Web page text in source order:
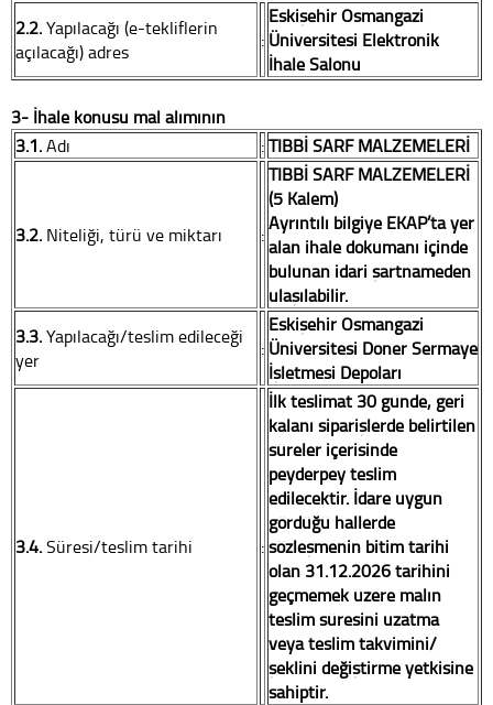
2.2.Yapılacağı (e-tekliflerin
açılacağı) adres
:
Eskişehir Osmangazi
Üniversitesi Elektronik
İhale Salonu
3- İhale konusu mal alımının
3.1.Adı :TIBBİ SARF MALZEMELERİ
3.2. Niteliği, türü ve miktarı :
TIBBİ SARF MALZEMELERİ
(5 Kalem)
Ayrıntılı bilgiye EKAP’ta yer
alan ihale dokümanı içinde
bulunan idari şartnameden
ulaşılabilir.
3.3.Yapılacağı/teslim edileceği
yer
:
Eskişehir Osmangazi
Üniversitesi Döner Sermaye
İşletmesi Depoları
3.4.Süresi/teslim tarihi :
İlk teslimat 30 günde, geri
kalanı siparişlerde belirtilen
süreler içerisinde
peyderpey teslim
edilecektir. İdare uygun
gördüğü hallerde
sözleşmenin bitim tarihi
olan 31.12.2026 tarihini
geçmemek üzere malın
teslim süresini uzatma
veya teslim takvimini/
şeklini değiştirme yetkisine
sahiptir.